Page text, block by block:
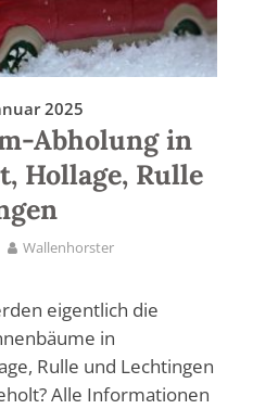
2025
Abholung in
Hollage, Rulle
Wallenhorster
eigentlich die
in
Rulle und Lechtingen
Alle Informationen